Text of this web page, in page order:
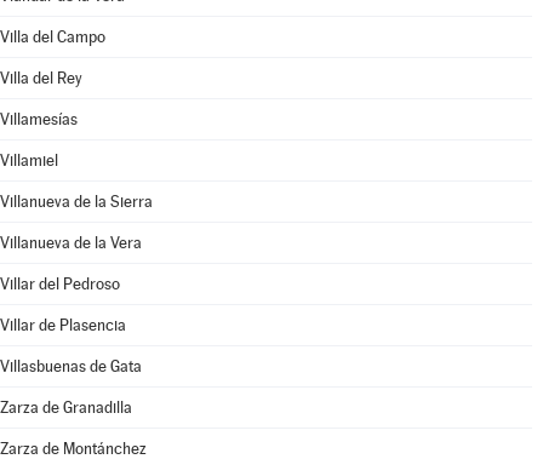
Villa del Campo
Villa del Rey
Villamesías
Villamiel
Villanueva de la Sierra
Villanueva de la Vera
Villar del Pedroso
Villar de Plasencia
Villasbuenas de Gata
Zarza de Granadilla
Zarza de Montánchez